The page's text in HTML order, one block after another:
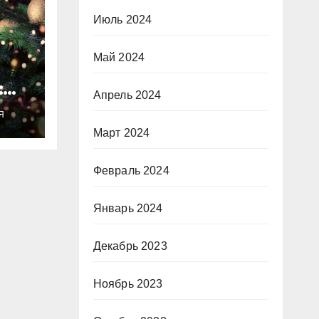
Июль 2024
Май 2024
Апрель 2024
Март 2024
Февраль 2024
Январь 2024
Декабрь 2023
Ноябрь 2023